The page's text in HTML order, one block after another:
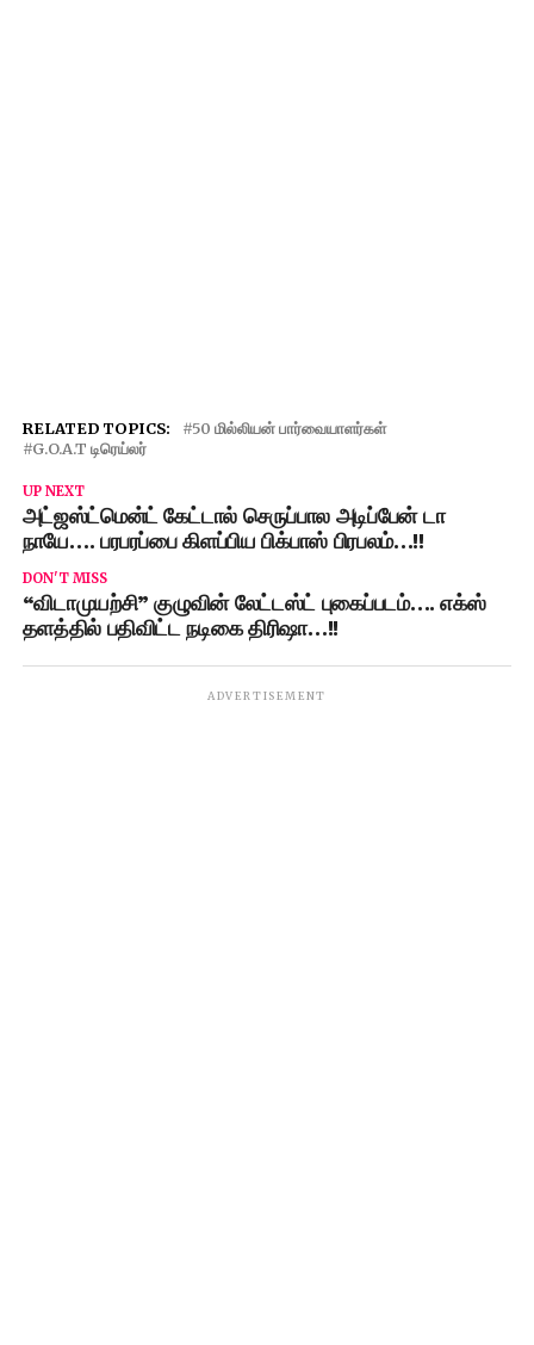
RELATED TOPICS:
50 மில்லியன் பார்வையாளர்கள்
G.O.A.T டிரெய்லர்
UP NEXT
அட்ஜஸ்ட்மென்ட் கேட்டால் செருப்பால அடிப்பேன் டா
நாயே…. பரபரப்பை கிளப்பிய பிக்பாஸ் பிரபலம்…!!
DON'T MISS
“விடாமுயற்சி” குழுவின் லேட்டஸ்ட் புகைப்படம்…. எக்ஸ்
தளத்தில் பதிவிட்ட நடிகை திரிஷா…!!
ADVERTISEMENT